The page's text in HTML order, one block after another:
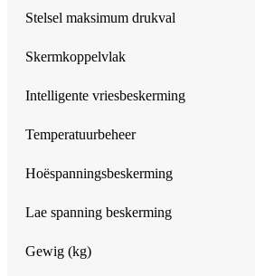
Stelsel maksimum drukval
Skermkoppelvlak
Intelligente vriesbeskerming
Temperatuurbeheer
Hoëspanningsbeskerming
Lae spanning beskerming
Gewig (kg)